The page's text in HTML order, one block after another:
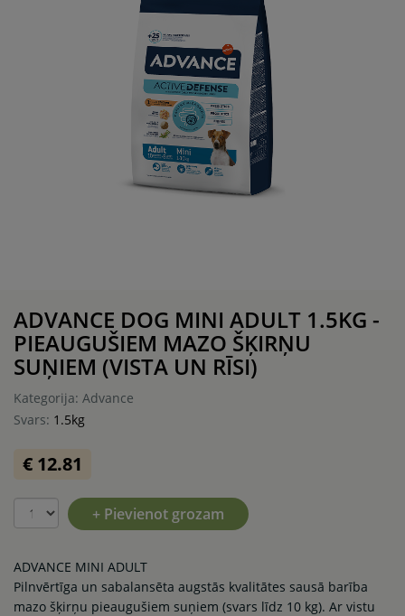
ADVANCE DOG MINI ADULT 1.5KG -
PIEAUGUŠIEM MAZO ŠĶIRŅU
SUŅIEM (VISTA UN RĪSI)
Kategorija: Advance
Svars: 1.5kg
€ 12.81
+ Pievienot grozam
ADVANCE MINI ADULT
Pilnvērtīga un sabalansēta augstās kvalitātes sausā barība
mazo šķirņu pieaugušiem suņiem (svars līdz 10 kg). Ar vistu